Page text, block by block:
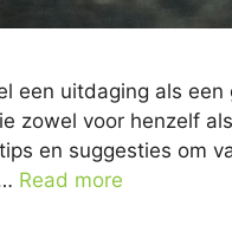
een uitdaging als
zowel voor henzelf
en suggesties om
Read more